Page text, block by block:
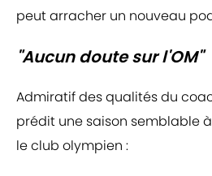
peut arracher un nouveau
"Aucun doute sur l'OM"
Admiratif des qualités du
prédit une saison semblable
le club olympien :